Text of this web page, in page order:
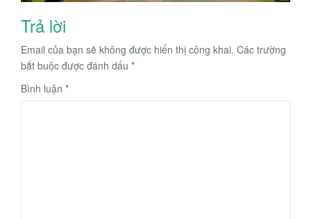
Trả lời
Email của bạn sẽ không được hiển thị công khai. Các trường
bắt buộc được đánh dấu *
Bình luận *